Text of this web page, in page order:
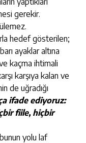
gerekir.
hedef gösterilen;
ayaklar altına
kaçma ihtimali
karşıya kalan ve
de uğradığı
ifade ediyoruz:
fiile, hiçbir
yolu laf